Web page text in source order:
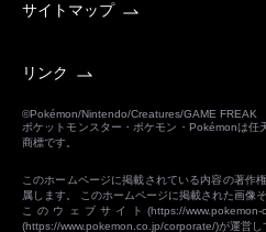
サイトマップ
リンク
©Pokémon/Nintendo/Creatures/GAME FREAK
ポケットモンスター・ポケモン・Pokémonは任
商標です。
このホームページに掲載されている内容の著作
属します。 このホームページに掲載された画像
このウェブサイト(https://www.pokemon-
(https://www.pokemon.co.jp/corporate/)が運営し